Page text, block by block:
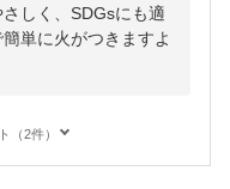
しく、SDGsにも適
単に火がつきますよ
（2件）